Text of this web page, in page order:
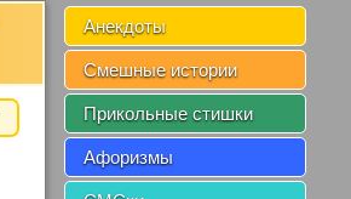
Анекдоты
Смешные истории
Прикольные стишки
Афоризмы